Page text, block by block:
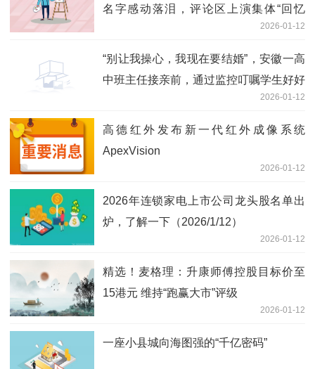
名字感动落泪，评论区上演集体“回忆
2026-01-12
“别让我操心，我现在要结婚”，安徽一高
中班主任接亲前，通过监控叮嘱学生好好
2026-01-12
高德红外发布新一代红外成像系统
ApexVision
2026-01-12
2026年连锁家电上市公司龙头股名单出
炉，了解一下（2026/1/12）
2026-01-12
精选！麦格理：升康师傅控股目标价至
15港元 维持“跑赢大市”评级
2026-01-12
一座小县城向海图强的“千亿密码”